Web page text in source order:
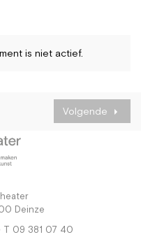
is niet actief.
Volgende
Deinze
T 09 381 07 40